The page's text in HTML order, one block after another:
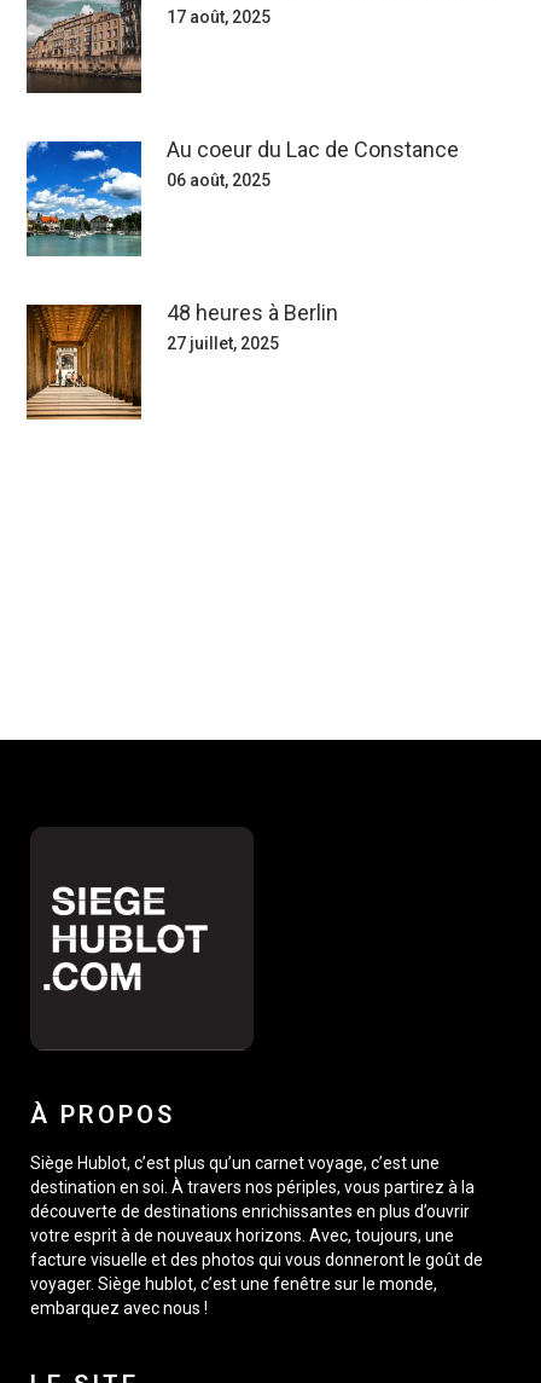
17 août, 2025
Au coeur du Lac de Constance
06 août, 2025
48 heures à Berlin
27 juillet, 2025
À PROPOS
Siège Hublot, c’est plus qu’un carnet voyage, c’est une
destination en soi. À travers nos périples, vous partirez à la
découverte de destinations enrichissantes en plus d’ouvrir
votre esprit à de nouveaux horizons. Avec, toujours, une
facture visuelle et des photos qui vous donneront le goût de
voyager. Siège hublot, c’est une fenêtre sur le monde,
embarquez avec nous !